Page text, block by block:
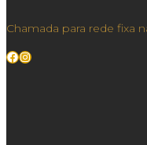
Chamada para rede fixa
Facebook
Instagram